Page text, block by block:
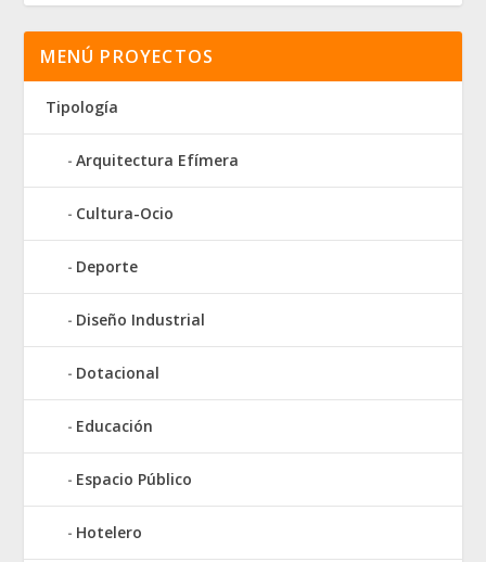
MENÚ PROYECTOS
Tipología
Arquitectura Efímera
Cultura-Ocio
Deporte
Diseño Industrial
Dotacional
Educación
Espacio Público
Hotelero